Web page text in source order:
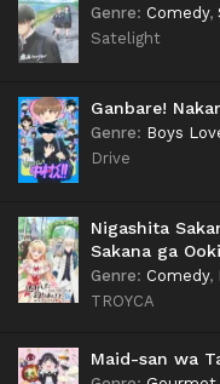
Genre: Comedy,
Satelight
Ganbare!
Genre: Boys
Drive
Nigashita
Sakana ga
Genre: Comedy,
TROYCA
Maid-san wa